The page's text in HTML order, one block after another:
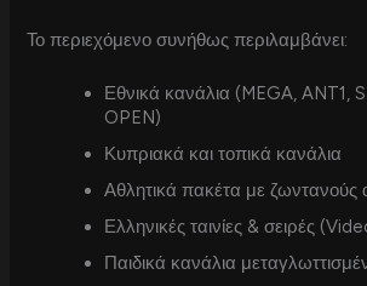
Το περιεχόμενο συνήθως περιλαμβάνει:
Εθνικά κανάλια (MEGA, ANT1,
OPEN)
Κυπριακά και τοπικά κανάλια
Αθλητικά πακέτα με ζωντανούς
Ελληνικές ταινίες & σειρές
Παιδικά κανάλια